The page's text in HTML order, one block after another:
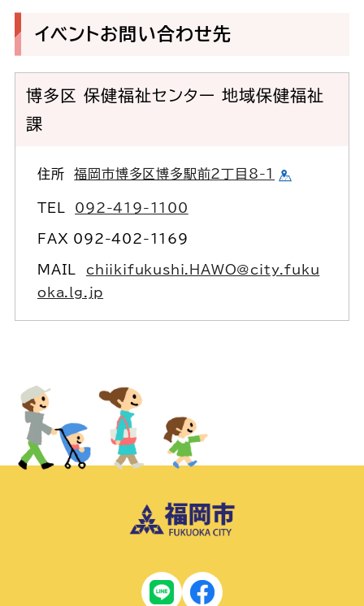
イベントお問い合わせ先
博多区 保健福祉センター 地域保健福祉
課
住所福岡市博多区博多駅前2丁目8-1
TEL 092-419-1100
FAX 092-402-1169
MAIL chiikifukushi.HAWO@city.fuku
oka.lg.jp